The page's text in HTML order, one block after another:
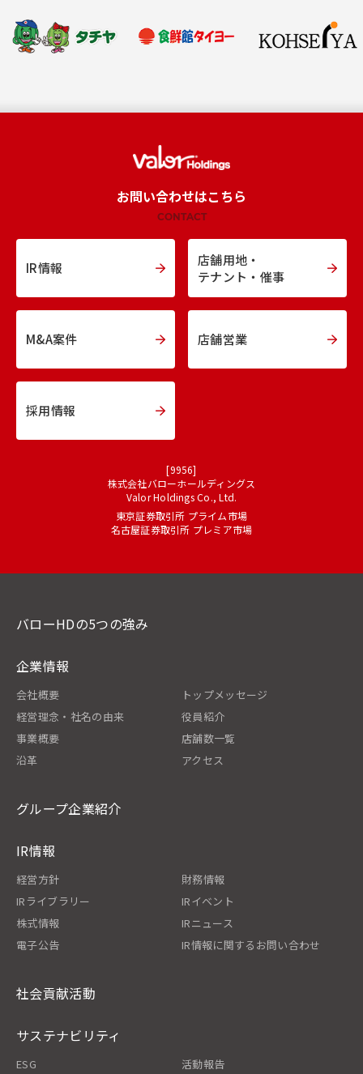
お問い合わせはこちら
CONTACT
IR情報
店舗用地・
テナント・催事
M&A案件 店舗営業
採用情報
[9956]
株式会社バローホールディングス
Valor Holdings Co., Ltd.
東京証券取引所 プライム市場
名古屋証券取引所 プレミア市場
バローHDの5つの強み
企業情報
会社概要
トップメッセージ
経営理念・社名の由来
役員紹介
事業概要
店舗数一覧
沿革
アクセス
グループ企業紹介
IR情報
経営方針
財務情報
IRライブラリー
IRイベント
株式情報
IRニュース
電子公告
IR情報に関するお問い合わせ
社会貢献活動
サステナビリティ
ESG 活動報告